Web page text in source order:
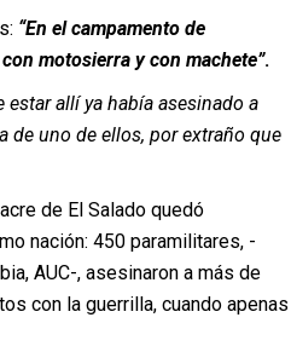
“En el campamento de
motosierra y con machete”.
allí ya había asesinado a
de uno de ellos, por extraño que
de El Salado quedó
nación: 450 paramilitares, -
AUC-, asesinaron a más de
con la guerrilla, cuando apenas